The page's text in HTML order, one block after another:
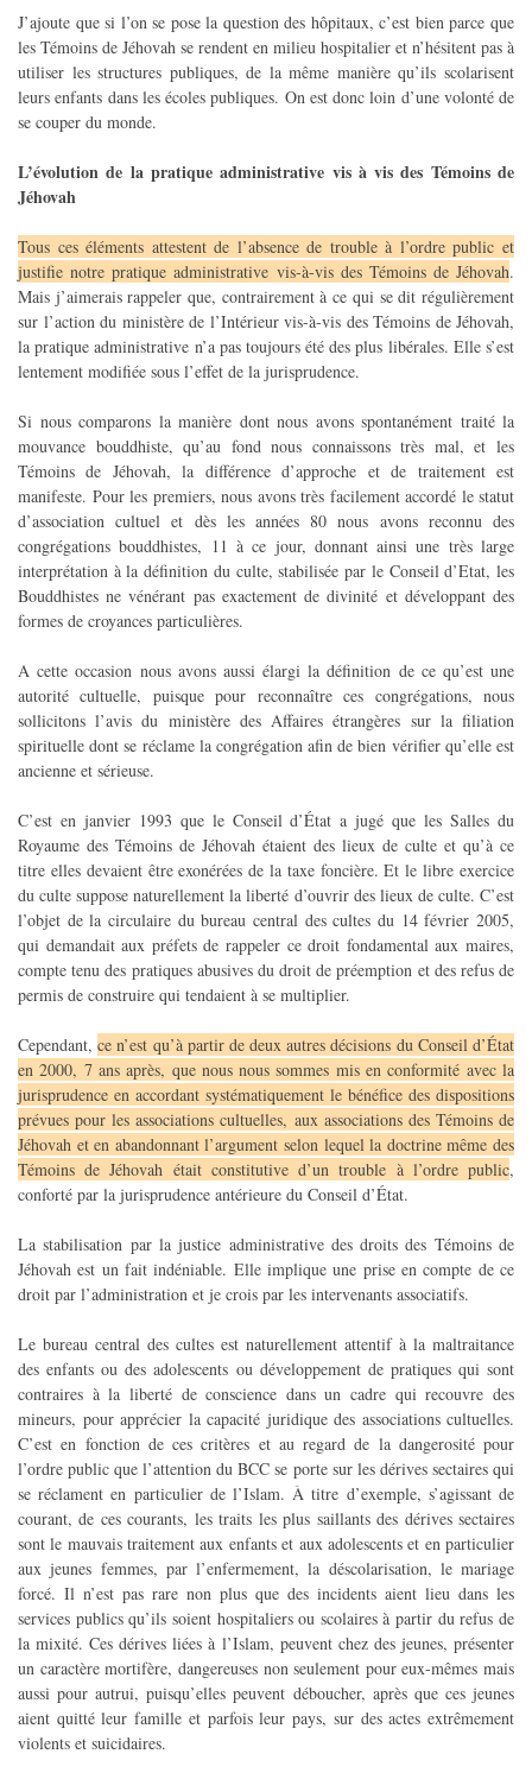
J’ajoute que si l’on se pose la question des hôpitaux, c’est bien parce que
les Témoins de Jéhovah se rendent en milieu hospitalier et n’hésitent pas à
utiliser les structures publiques, de la même manière qu’ils scolarisent
leurs enfants dans les écoles publiques. On est donc loin d’une volonté de
se couper du monde.
L’évolution de la pratique administrative vis à vis des Témoins de
Jéhovah
Tous ces éléments attestent de l’absence de trouble à l’ordre public et
justifie notre pratique administrative vis-à-vis des Témoins de Jéhovah.
Mais j’aimerais rappeler que, contrairement à ce qui se dit régulièrement
sur l’action du ministère de l’Intérieur vis-à-vis des Témoins de Jéhovah,
la pratique administrative n’a pas toujours été des plus libérales. Elle s’est
lentement modifiée sous l’effet de la jurisprudence.
Si nous comparons la manière dont nous avons spontanément traité la
mouvance bouddhiste, qu’au fond nous connaissons très mal, et les
Témoins de Jéhovah, la différence d’approche et de traitement est
manifeste. Pour les premiers, nous avons très facilement accordé le statut
d’association cultuel et dès les années 80 nous avons reconnu des
congrégations bouddhistes, 11 à ce jour, donnant ainsi une très large
interprétation à la définition du culte, stabilisée par le Conseil d’Etat, les
Bouddhistes ne vénérant pas exactement de divinité et développant des
formes de croyances particulières.
A cette occasion nous avons aussi élargi la définition de ce qu’est une
autorité cultuelle, puisque pour reconnaître ces congrégations, nous
sollicitons l’avis du ministère des Affaires étrangères sur la filiation
spirituelle dont se réclame la congrégation afin de bien vérifier qu’elle est
ancienne et sérieuse.
C’est en janvier 1993 que le Conseil d’État a jugé que les Salles du
Royaume des Témoins de Jéhovah étaient des lieux de culte et qu’à ce
titre elles devaient être exonérées de la taxe foncière. Et le libre exercice
du culte suppose naturellement la liberté d’ouvrir des lieux de culte. C’est
l’objet de la circulaire du bureau central des cultes du 14 février 2005,
qui demandait aux préfets de rappeler ce droit fondamental aux maires,
compte tenu des pratiques abusives du droit de préemption et des refus de
permis de construire qui tendaient à se multiplier.
Cependant,ce n’est qu’à partir de deux autres décisions du Conseil d’État
en 2000, 7 ans après, que nous nous sommes mis en conformité avec la
jurisprudence en accordant systématiquement le bénéfice des dispositions
prévues pour les associations cultuelles, aux associations des Témoins de
Jéhovah et en abandonnant l’argument selon lequel la doctrine même des
Témoins de Jéhovah était constitutive d’un trouble à l’ordre public,
conforté par la jurisprudence antérieure du Conseil d’État.
La stabilisation par la justice administrative des droits des Témoins de
Jéhovah est un fait indéniable. Elle implique une prise en compte de ce
droit par l’administration et je crois par les intervenants associatifs.
Le bureau central des cultes est naturellement attentif à la maltraitance
des enfants ou des adolescents ou développement de pratiques qui sont
contraires à la liberté de conscience dans un cadre qui recouvre des
mineurs, pour apprécier la capacité juridique des associations cultuelles.
C’est en fonction de ces critères et au regard de la dangerosité pour
l’ordre public que l’attention du BCC se porte sur les dérives sectaires qui
se réclament en particulier de l’Islam. À titre d’exemple, s’agissant de
courant, de ces courants, les traits les plus saillants des dérives sectaires
sont le mauvais traitement aux enfants et aux adolescents et en particulier
aux jeunes femmes, par l’enfermement, la déscolarisation, le mariage
forcé. Il n’est pas rare non plus que des incidents aient lieu dans les
services publics qu’ils soient hospitaliers ou scolaires à partir du refus de
la mixité. Ces dérives liées à l’Islam, peuvent chez des jeunes, présenter
un caractère mortifère, dangereuses non seulement pour eux-mêmes mais
aussi pour autrui, puisqu’elles peuvent déboucher, après que ces jeunes
aient quitté leur famille et parfois leur pays, sur des actes extrêmement
violents et suicidaires.